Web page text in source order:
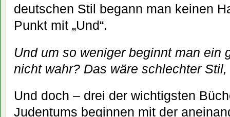
deutschen Stil begann man keinen
Punkt mit „Und“.
Und um so weniger beginnt man ein
nicht wahr? Das wäre schlechter
Und doch – drei der wichtigsten
Judentums beginnen mit der